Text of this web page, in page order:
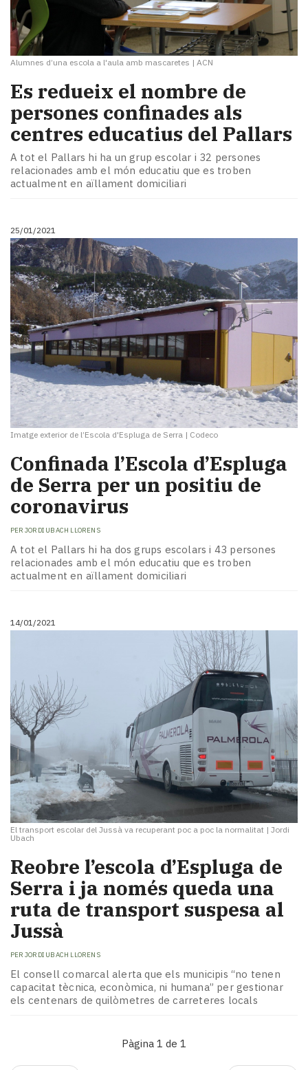
Alumnes d’una escola a l'aula amb mascaretes | ACN
Es redueix el nombre de
persones confinades als
centres educatius del Pallars
A tot el Pallars hi ha un grup escolar i 32 persones
relacionades amb el món educatiu que es troben
actualment en aïllament domiciliari
25/01/2021
Imatge exterior de l’Escola d'Espluga de Serra | Codeco
Confinada l’Escola d’Espluga
de Serra per un positiu de
coronavirus
PER JORDI UBACH LLORENS
A tot el Pallars hi ha dos grups escolars i 43 persones
relacionades amb el món educatiu que es troben
actualment en aïllament domiciliari
14/01/2021
El transport escolar del Jussà va recuperant poc a poc la normalitat | Jordi
Ubach
Reobre l’escola d’Espluga de
Serra i ja només queda una
ruta de transport suspesa al
Jussà
PER JORDI UBACH LLORENS
El consell comarcal alerta que els municipis “no tenen
capacitat tècnica, econòmica, ni humana” per gestionar
els centenars de quilòmetres de carreteres locals
Pàgina 1 de 1